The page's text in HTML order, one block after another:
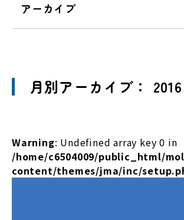
月別アーカイブ：
Warning: Undefined array key 0 in
/home/c6504009/public_html/
content/themes/jma/inc/
アーカイブ